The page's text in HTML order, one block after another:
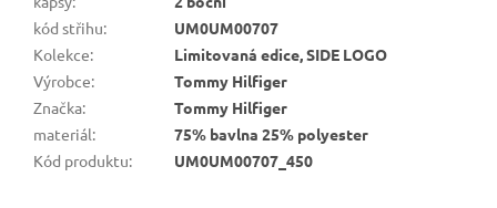
kód střihu:
UM0UM00707
Kolekce:
Limitovaná edice, SIDE LOGO
Výrobce:
Tommy Hilfiger
Značka:
Tommy Hilfiger
materiál:
75% bavlna 25% polyester
Kód produktu: UM0UM00707_450